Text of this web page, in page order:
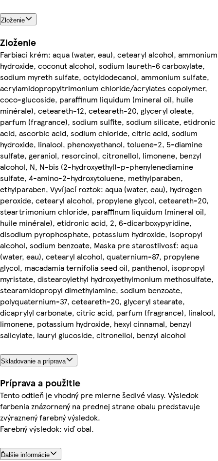
Zloženie
Zloženie
Farbiaci krém: aqua (water, eau), cetearyl alcohol, ammonium
hydroxide, coconut alcohol, sodium laureth-6 carboxylate,
sodium myreth sulfate, octyldodecanol, ammonium sulfate,
acrylamidopropyltrimonium chloride/acrylates copolymer,
coco-glucoside, paraffinum liquidum (mineral oil, huile
minérale), ceteareth-12, ceteareth-20, glyceryl oleate,
parfum (fragrance), sodium sulfite, sodium silicate, etidronic
acid, ascorbic acid, sodium chloride, citric acid, sodium
hydroxide, linalool, phenoxyethanol, toluene-2, 5-diamine
sulfate, geraniol, resorcinol, citronellol, limonene, benzyl
alcohol, N, N-bis (2-hydroxyethyl)-p-phenylenediamine
sulfate, 4-amino-2-hydroxytoluene, methylparaben,
ethylparaben, Vyvíjací roztok: aqua (water, eau), hydrogen
peroxide, cetearyl alcohol, propylene glycol, ceteareth-20,
steartrimonium chloride, paraffinum liquidum (mineral oil,
huile minérale), etidronic acid, 2, 6-dicarboxypyridine,
disodium pyrophosphate, potassium hydroxide, isopropyl
alcohol, sodium benzoate, Maska pre starostlivosť: aqua
(water, eau), cetearyl alcohol, quaternium-87, propylene
glycol, macadamia ternifolia seed oil, panthenol, isopropyl
myristate, distearoylethyl hydroxyethylmonium methosulfate,
stearamidopropyl dimethylamine, sodium benzoate,
polyquaternium-37, ceteareth-20, glyceryl stearate,
dicaprylyl carbonate, citric acid, parfum (fragrance), linalool,
limonene, potassium hydroxide, hexyl cinnamal, benzyl
salicylate, lauryl glucoside, citronellol, benzyl alcohol
Skladovanie a príprava
Príprava a použitie
Tento odtieň je vhodný pre mierne šedivé vlasy. Výsledok
farbenia znázornený na prednej strane obalu predstavuje
zvýraznený farebný výsledok.
Farebný výsledok: viď obal.
Ďalšie informácie